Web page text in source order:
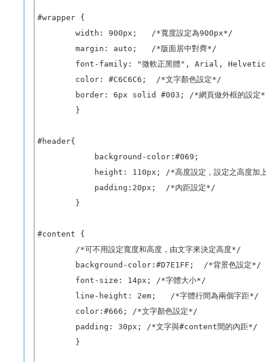
#wrapper {
        width: 900px;   /*寬度設定為900px*/
        margin: auto;   /*版面居中對齊*/
font-family: "微軟正黑體", Arial,
        color: #C6C6C6;  /*文字顏色設定*/
border: 6px solid #003; /*網頁做外框的設定
        }
#header{
            background-color:#069;
height: 110px; /*高度設定，設定之高度
            padding:20px;  /*內距設定*/
        }
#content {
        /*可不用設定寬度和高度，由文字來決定高度*/
        background-color:#D7E1FF;  /*背景色設定*/
        font-size: 14px; /*字體大小*/
        line-height: 2em;   /*字體行間為兩個字距*/
        color:#666; /*文字顏色設定*/
        padding: 30px; /*文字與#content間的內距*/
        }